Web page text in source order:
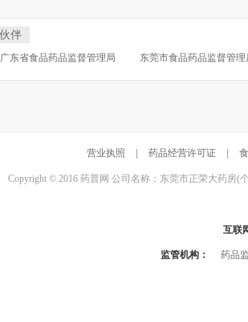
伴
广东省食品药品监督管理局 东莞市食品药品监督管理
营业执照 药品经营许可证
Copyright © 2016 药普网 公司名称：东莞市正荣大药房(
互联
监管机构： 药品